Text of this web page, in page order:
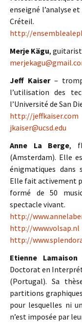
enseigné l’analyse
Créteil.
http://
Merje Kägu,
Jeff Kaiser–
l’utilisation des
l’Université de San
http://jeffkaiser.com
jkaiser@ucsd.edu
Anne La Berge,
(Amsterdam). Elle
énigmatiques dans
Elle fait activement
formé de 50
spectacle vivant.
http://
http://www.volsap.nl
http://
Etienne Lamaison
Doctorat en
(Portugal). Sa
partitions
pour lesquelles ni
n’est imposée par